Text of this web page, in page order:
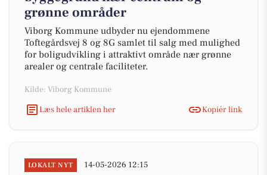
grønne områder
Viborg Kommune udbyder nu ejendommene
Toftegårdsvej 8 og 8G samlet til salg med mulighed
for boligudvikling i attraktivt område nær grønne
arealer og centrale faciliteter.
Kilde: Viborg Kommune
Læs hele artiklen her
Kopiér link
LOKALT NYT 14-05-2026 12:15